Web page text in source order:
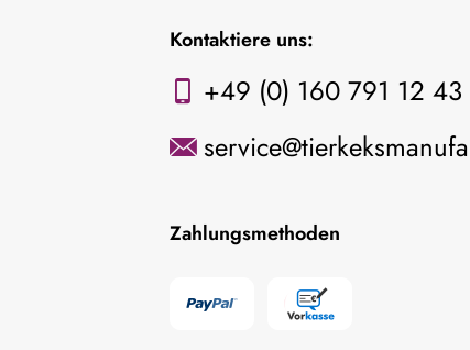
Kontaktiere uns:
+49 (0) 160 791 12 43
Zahlungsmethoden